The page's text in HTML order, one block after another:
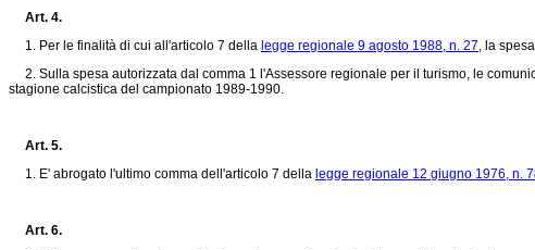
Art. 4.
1. Per le finalità di cui all'articolo 7 della legge regionale 9 agosto 1988, n. 27, la
2. Sulla spesa autorizzata dal comma 1 l'Assessore regionale per il turismo, le
stagione calcistica del campionato 1989-1990.
Art. 5.
1. E' abrogato l'ultimo comma dell'articolo 7 della legge regionale 12 giugno 1976, n.
Art. 6.